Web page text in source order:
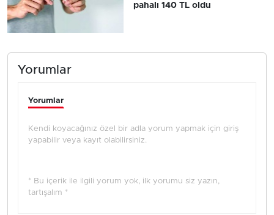
pahalı 140 TL oldu
Yorumlar
Yorumlar
Kendi koyacağınız özel bir adla yorum yapmak için giriş
yapabilir veya kayıt olabilirsiniz.
* Bu içerik ile ilgili yorum yok, ilk yorumu siz yazın,
tartışalım *